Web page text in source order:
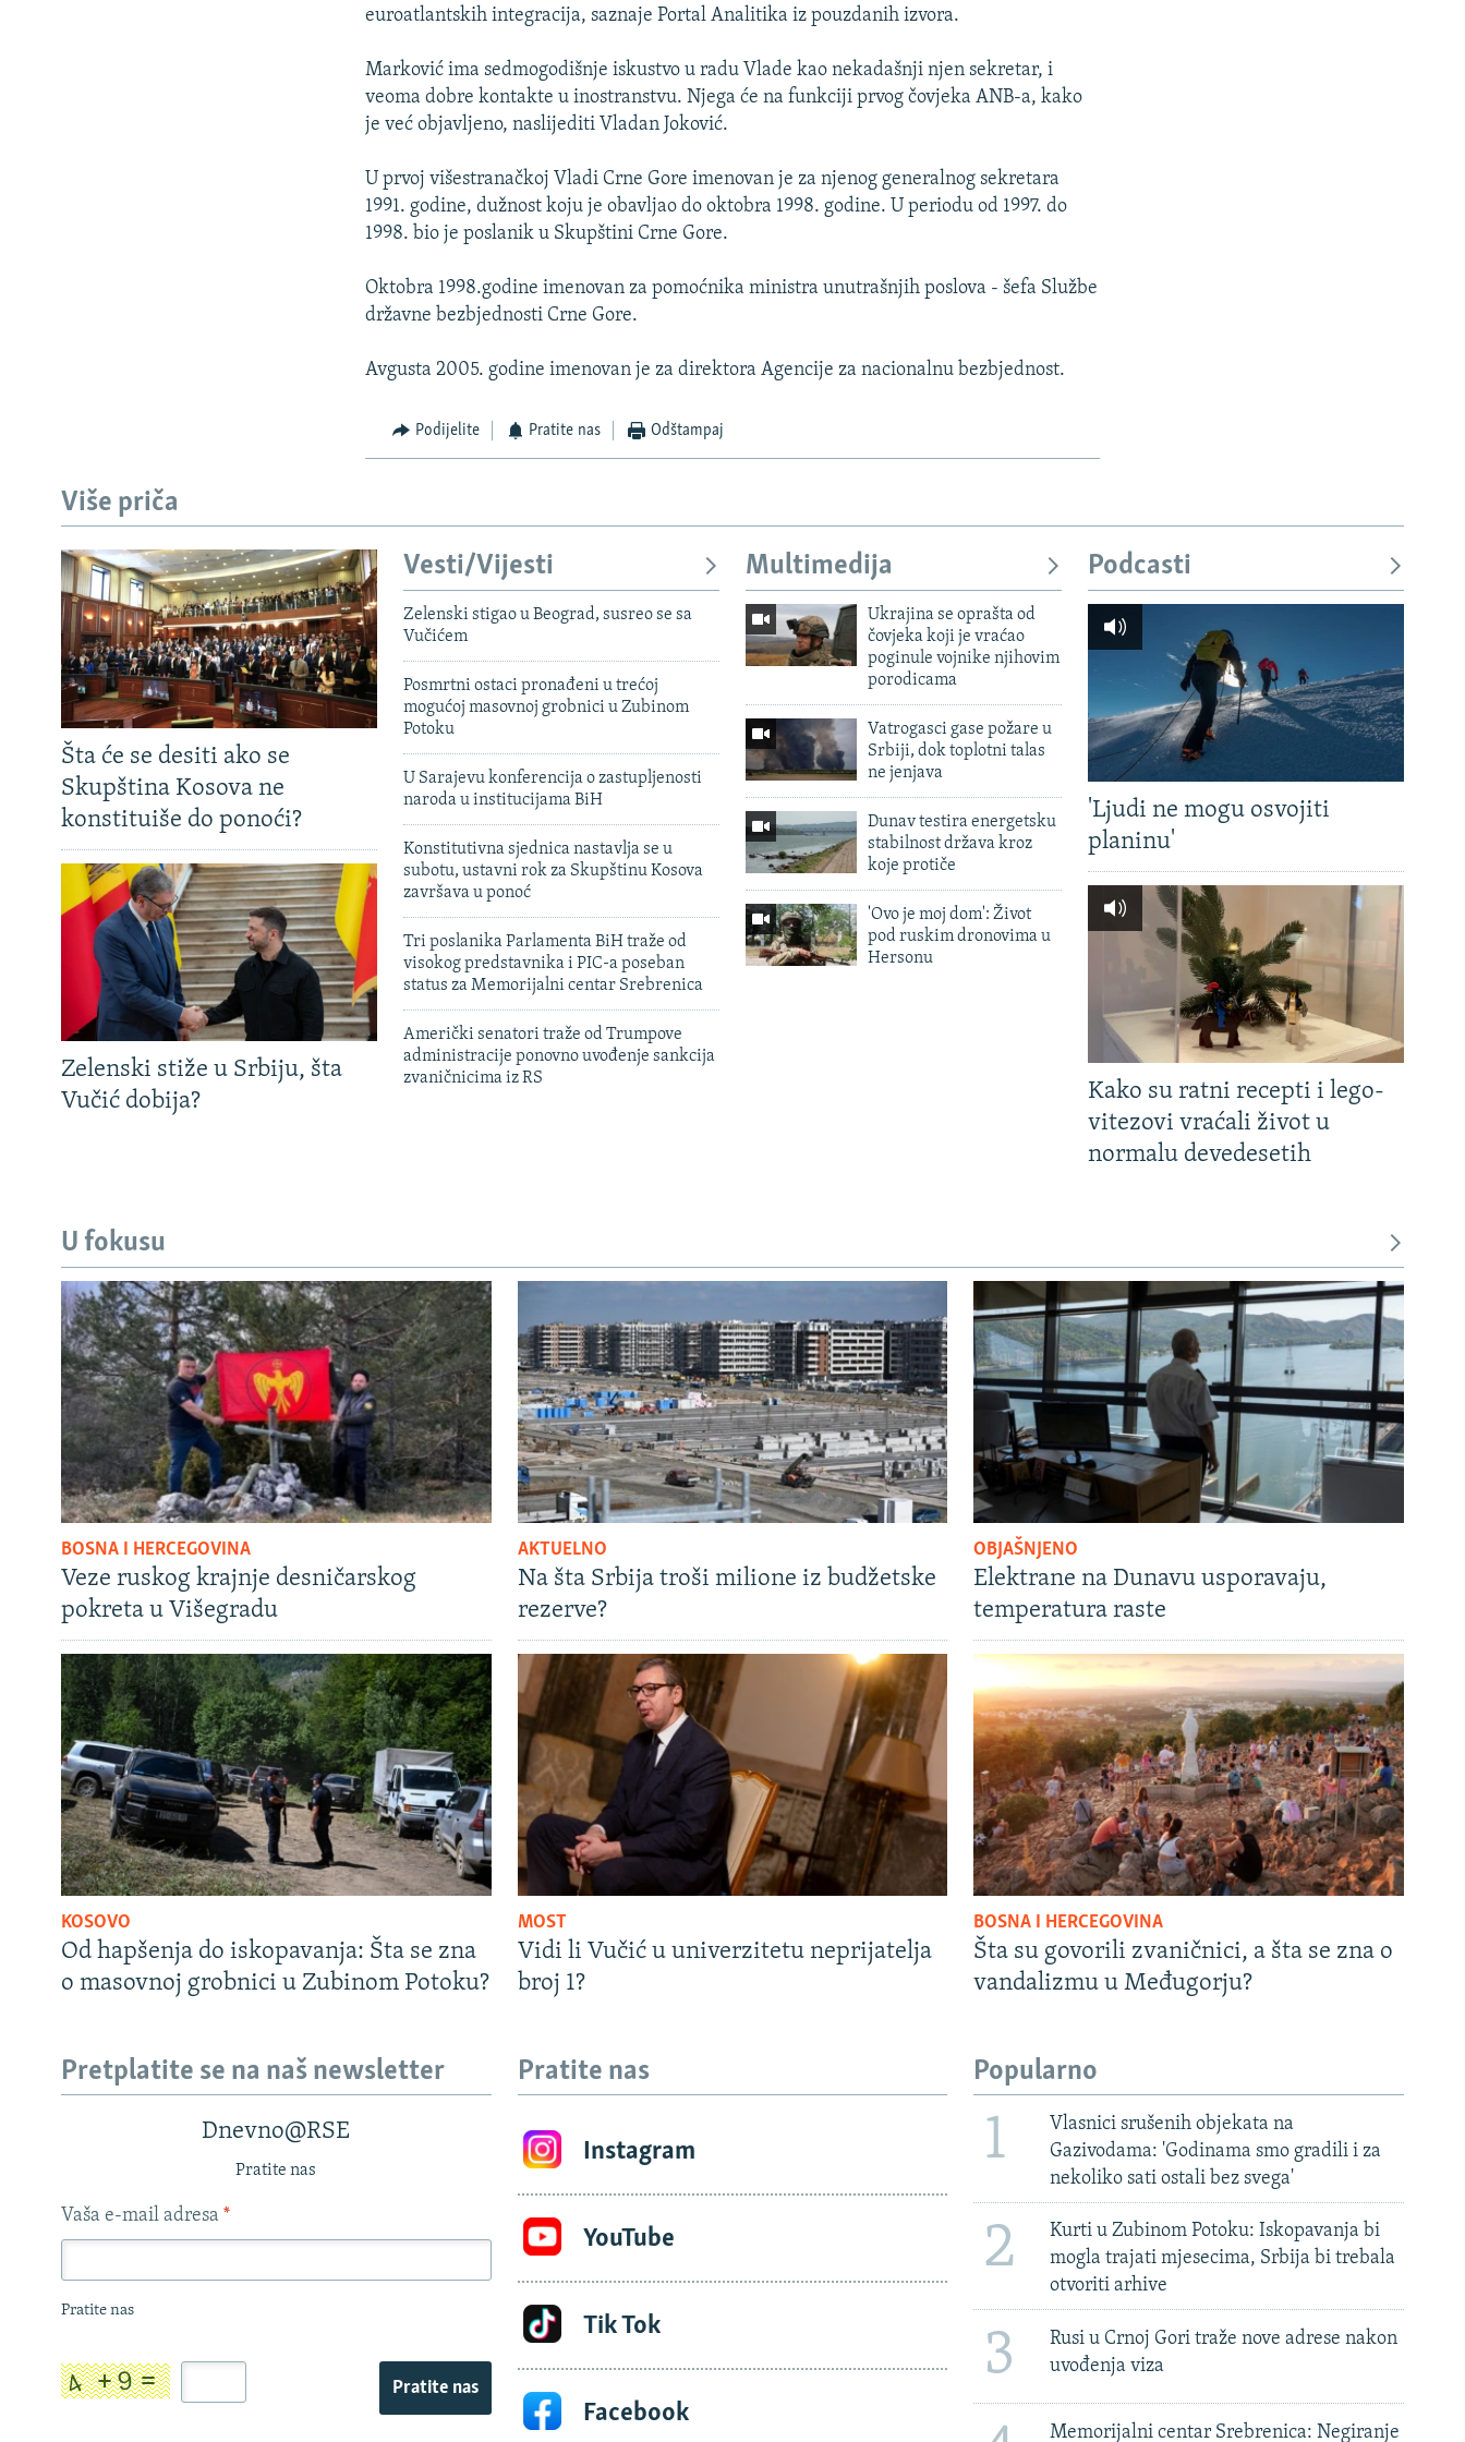
euroatlantskih integracija, saznaje Portal Analitika iz pouzdanih izvora.
Marković ima sedmogodišnje iskustvo u radu Vlade kao nekadašnji njen sekretar, i
veoma dobre kontakte u inostranstvu. Njega će na funkciji prvog čovjeka ANB-a, kako
je već objavljeno, naslijediti Vladan Joković.
U prvoj višestranačkoj Vladi Crne Gore imenovan je za njenog generalnog sekretara
1991. godine, dužnost koju je obavljao do oktobra 1998. godine. U periodu od 1997. do
1998. bio je poslanik u Skupštini Crne Gore.
Oktobra 1998.godine imenovan za pomoćnika ministra unutrašnjih poslova - šefa Službe
državne bezbjednosti Crne Gore.
Avgusta 2005. godine imenovan je za direktora Agencije za nacionalnu bezbjednost.
Podijelite Pratite nas Odštampaj
Više priča
Šta će se desiti ako se
Skupština Kosova ne
konstituiše do ponoći?
Zelenski stiže u Srbiju, šta
Vučić dobija?
Vesti/Vijesti
Zelenski stigao u Beograd, susreo se sa
Vučićem
Posmrtni ostaci pronađeni u trećoj
mogućoj masovnoj grobnici u Zubinom
Potoku
U Sarajevu konferencija o zastupljenosti
naroda u institucijama BiH
Konstitutivna sjednica nastavlja se u
subotu, ustavni rok za Skupštinu Kosova
završava u ponoć
Tri poslanika Parlamenta BiH traže od
visokog predstavnika i PIC-a poseban
status za Memorijalni centar Srebrenica
Američki senatori traže od Trumpove
administracije ponovno uvođenje sankcija
zvaničnicima iz RS
Multimedija
Ukrajina se oprašta od
čovjeka koji je vraćao
poginule vojnike njihovim
porodicama
Vatrogasci gase požare u
Srbiji, dok toplotni talas
ne jenjava
Dunav testira energetsku
stabilnost država kroz
koje protiče
'Ovo je moj dom': Život
pod ruskim dronovima u
Hersonu
Podcasti
'Ljudi ne mogu osvojiti
planinu'
Kako su ratni recepti i lego-
vitezovi vraćali život u
normalu devedesetih
U fokusu
BOSNA I HERCEGOVINA
Veze ruskog krajnje desničarskog
pokreta u Višegradu
AKTUELNO
Na šta Srbija troši milione iz budžetske
rezerve?
OBJAŠNJENO
Elektrane na Dunavu usporavaju,
temperatura raste
KOSOVO
Od hapšenja do iskopavanja: Šta se zna
o masovnoj grobnici u Zubinom Potoku?
MOST
Vidi li Vučić u univerzitetu neprijatelja
broj 1?
BOSNA I HERCEGOVINA
Šta su govorili zvaničnici, a šta se zna o
vandalizmu u Međugorju?
Pretplatite se na naš newsletter
Dnevno@RSE
Pratite nas
Vaša e-mail adresa *
Pratite nas
Pratite nas
Pratite nas
Instagram
YouTube
Tik Tok
Facebook
Popularno
1
Vlasnici srušenih objekata na
Gazivodama: 'Godinama smo gradili i za
nekoliko sati ostali bez svega'
2
Kurti u Zubinom Potoku: Iskopavanja bi
mogla trajati mjesecima, Srbija bi trebala
otvoriti arhive
3
Rusi u Crnoj Gori traže nove adrese nakon
uvođenja viza
Memorijalni centar Srebrenica: Negiranje